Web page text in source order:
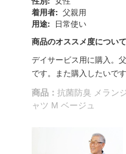
着用者: 父親用
用途:
日常使い
商品のオススメ度につい
デイサービス用に購入。
です。また購入したいです
商品：抗菌防臭 メラン
ャツ M ベージュ